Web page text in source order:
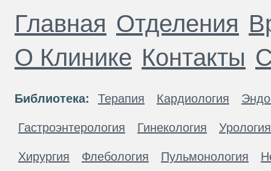
Главная Отделения
О Клинике Контакты
Библиотека: Терапия Кардиология
Гастроэнтерология Гинекология Урология
Хирургия Флебология Пульмонология